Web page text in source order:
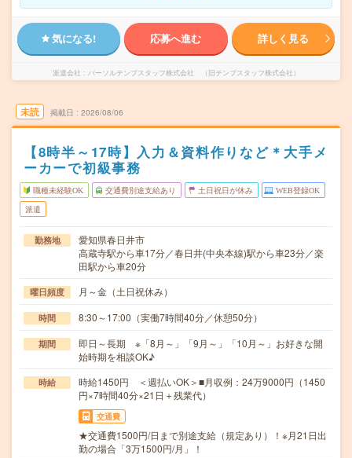
気になる! 応募へ進む 詳しく見る
派遣会社 パーソルテンプスタッフ株式会社 （旧テンプスタッフ株式会社）
未読 掲載日 2026/08/06
【8時半～17時】入力＆資料作りなど＊大手メ
ーカーで初級事務
職種未経験OK 交通費別途支給あり 土日祝日が休み WEB登録OK
派遣
勤務地
愛知県春日井市
高蔵寺駅から車17分／春日井(中央本線)駅から車23分／楽
田駅から車20分
曜日頻度 月～金（土日祝休み）
時間 8:30～17:00（実働7時間40分／休憩50分）
期間
即日～長期 ※「8月～」「9月～」「10月～」お好きな開
始時期を相談OK♪
時給
時給1450円 ＜週払いOK＞■月収例：24万9000円（1450
円×7時間40分×21日＋残業代）
交通費
★交通費1500円/日まで別途支給（規定あり）！※月21日出
勤の場合「3万1500円/月」！